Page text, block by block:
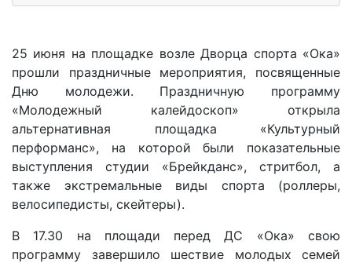
25 июня на площадке возле Дворца спорта «Ока»
прошли праздничные мероприятия, посвященные
Дню молодежи. Праздничную программу
«Молодежный калейдоскоп» открыла
альтернативная площадка «Культурный
перформанс», на которой были показательные
выступления студии «Брейкданс», стритбол, а
также экстремальные виды спорта (роллеры,
велосипедисты, скейтеры).
В 17.30 на площади перед ДС «Ока» свою
программу завершило шествие молодых семей